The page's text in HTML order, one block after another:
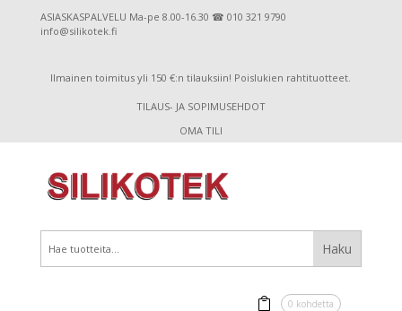
ASIASKASPALVELU Ma-pe 8.00-16.30 ☎ 010 321 9790
info@silikotek.fi
Ilmainen toimitus yli 150 €:n tilauksiin! Poislukien rahtituotteet.
TILAUS- JA SOPIMUSEHDOT
OMA TILI
0 kohdetta